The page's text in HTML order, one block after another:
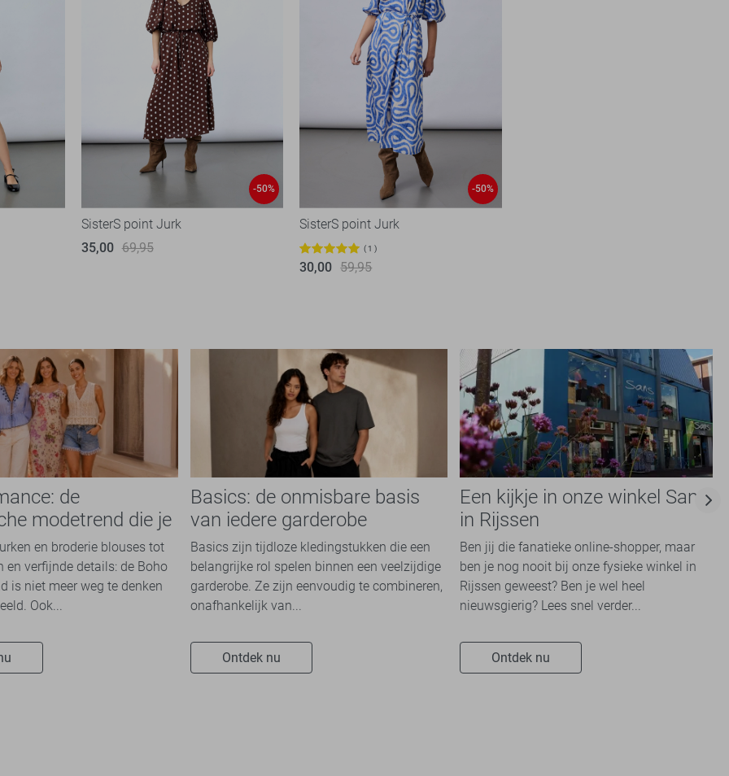
-50%
SisterS point Jurk
35,00 69,95
-50%
SisterS point Jurk
1
30,00 59,95
de
modetrend die je
overal ziet
en broderie blouses tot
en verfijnde details: de Boho
is niet meer weg te denken
Ook...
Basics: de onmisbare basis
van iedere garderobe
Basics zijn tijdloze kledingstukken die een
belangrijke rol spelen binnen een veelzijdige
garderobe. Ze zijn eenvoudig te combineren,
onafhankelijk van...
Ontdek nu
Een kijkje in onze winkel Sans
in Rijssen
Ben jij die fanatieke online-shopper, maar
ben je nog nooit bij onze fysieke winkel in
Rijssen geweest? Ben je wel heel
nieuwsgierig? Lees snel verder...
Ontdek nu